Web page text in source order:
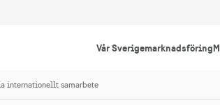
Vår Sverigemarknadsföring
internationellt samarbete